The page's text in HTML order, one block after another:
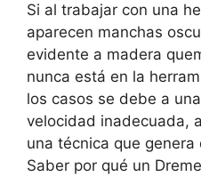
Si al trabajar con una
aparecen manchas
evidente a madera
nunca está en la
los casos se debe a
velocidad inadecuada,
una técnica que
Saber por qué un